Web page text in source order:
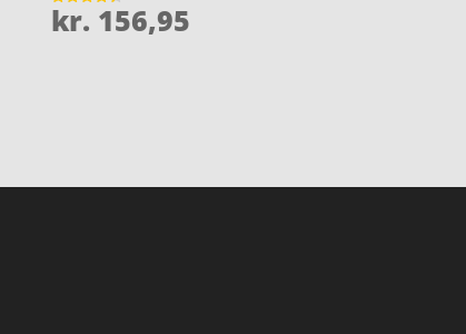
Vurderet
4.4
kr. 156,95